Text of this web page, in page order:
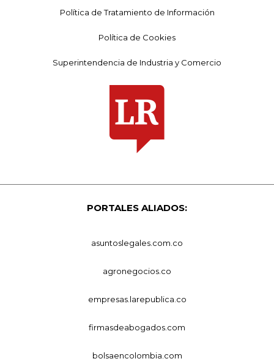
Política de Tratamiento de Información
Política de Cookies
Superintendencia de Industria y Comercio
PORTALES ALIADOS:
asuntoslegales.com.co
agronegocios.co
empresas.larepublica.co
firmasdeabogados.com
bolsaencolombia.com